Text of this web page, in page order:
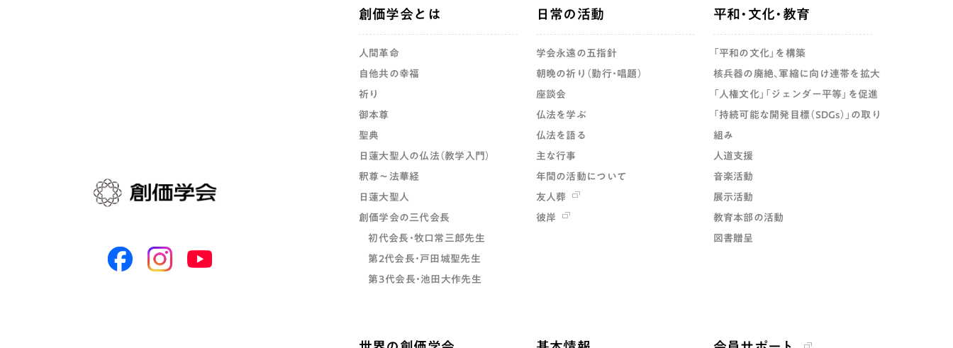
創価学会とは
人間革命
自他共の幸福
祈り
御本尊
聖典
日蓮大聖人の仏法（教学入門）
釈尊～法華経
日蓮大聖人
創価学会の三代会長
初代会長・牧口常三郎先生
第2代会長・戸田城聖先生
第3代会長・池田大作先生
日常の活動
学会永遠の五指針
朝晩の祈り（勤行・唱題）
座談会
仏法を学ぶ
仏法を語る
主な行事
年間の活動について
友人葬
彼岸
平和・文化・教育
「平和の文化」を構築
核兵器の廃絶、軍縮に向け連帯を拡大
「人権文化」「ジェンダー平等」を促進
「持続可能な開発目標（SDGs）」の取り
組み
人道支援
音楽活動
展示活動
教育本部の活動
図書贈呈